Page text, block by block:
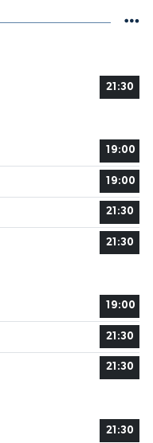
21:30
19:00
19:00
21:30
21:30
19:00
21:30
21:30
21:30